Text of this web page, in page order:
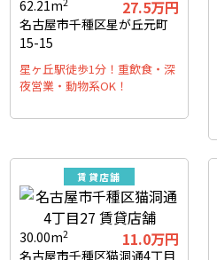
62.21m 27.5万円
名古屋市千種区星が丘元町
15-15
星ヶ丘駅徒歩1分！重飲食・深
夜営業・動物系OK！
賃貸店舗
30.00m2 11.0万円
名古屋市千種区猫洞通4丁目